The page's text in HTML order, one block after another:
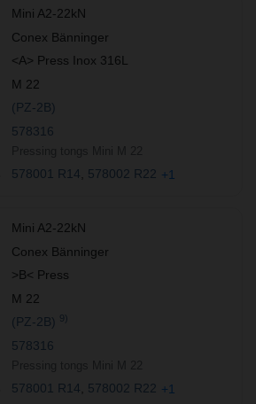
Mini A2-22kN
Conex Bänninger
<A> Press Inox 316L
M 22
(PZ-2B)
578316
578001 R14 578002 R22 +1
Mini A2-22kN
Conex Bänninger
>B< Press
M 22
(PZ-2B)
9)
578316
578001 R14 578002 R22 +1